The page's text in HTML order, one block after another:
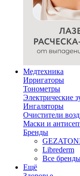
Медтехника
Ирригаторы
Тонометры
Электрические
Ингаляторы
Очистители
Маски и
Бренды
Librederm
Все
Ещё